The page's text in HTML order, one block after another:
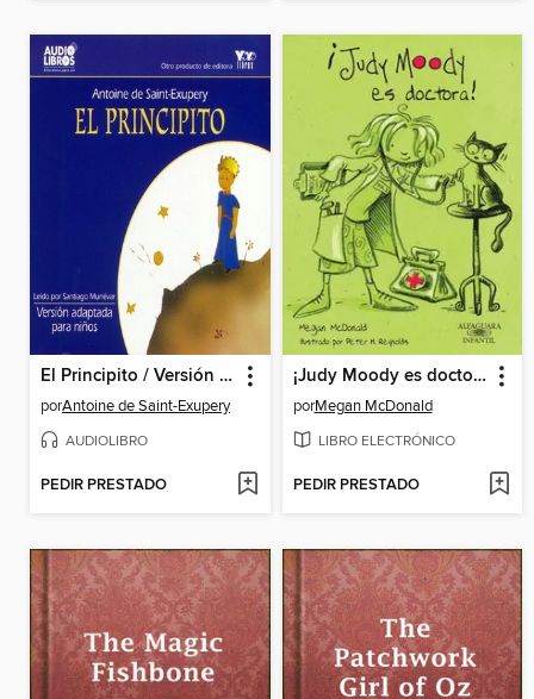
El Principito / Versión Adaptada Para Niños
porAntoine de Saint-Exupery
AUDIOLIBRO
PEDIR PRESTADO
¡Judy Moody es doctora!
porMegan McDonald
LIBRO ELECTRÓNICO
PEDIR PRESTADO